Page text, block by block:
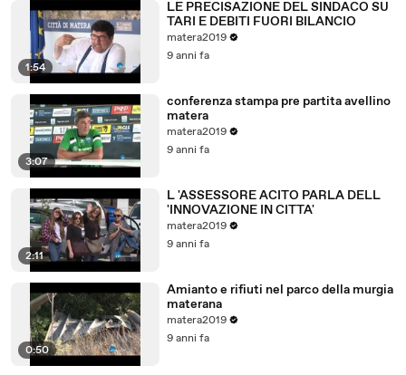
1:54
LE PRECISAZIONE DEL SINDACO SU
TARI E DEBITI FUORI BILANCIO
matera2019
9 anni fa
3:07
conferenza stampa pre partita avellino
matera
matera2019
9 anni fa
2:11
L 'ASSESSORE ACITO PARLA DELL
'INNOVAZIONE IN CITTA'
matera2019
9 anni fa
0:50
Amianto e rifiuti nel parco della murgia
materana
matera2019
9 anni fa